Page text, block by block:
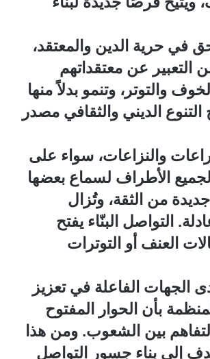
في حرية الدين والمعتقد،
عن معتقداتهم
والتوتر، وتنمو بدلاً منها
الديني والثقافي مصدر
والنزاعات، سواء على
الأطراف لسماع بعضها
من الثقة، وتُزال
التواصل البنّاء يفتح
العنف أو التوترات
الجهات الفاعلة في تعزيز
بأن الحوار المفتوح
بين الشعوب. ومن هذا
إلى بناء جسور التواصل